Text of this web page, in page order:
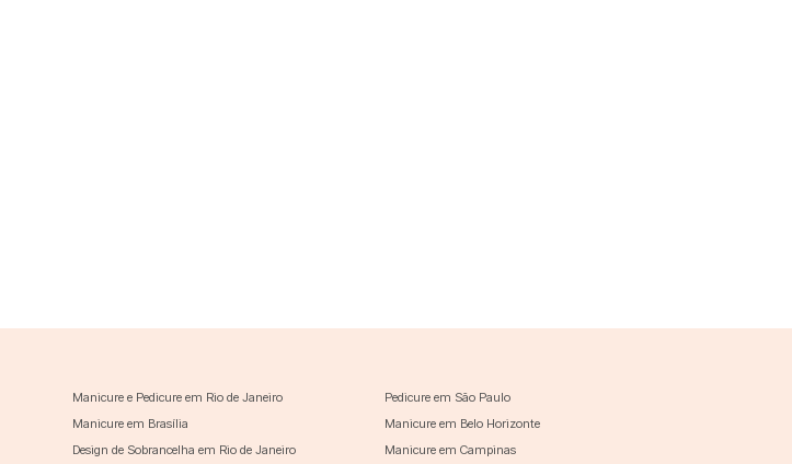
Manicure e Pedicure em Rio de Janeiro
Pedicure em São Paulo
Manicure em Brasília
Manicure em Belo Horizonte
Design de Sobrancelha em Rio de Janeiro Manicure em Campinas